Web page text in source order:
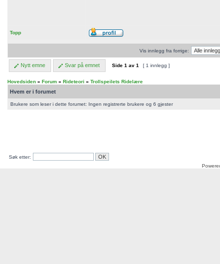
Topp
Vis innlegg fra forrige:
Nytt emne Svar på emnet Side 1 av 1 [ 1 innlegg ]
Hovedsiden » Forum » Rideteori » Trollspeilets Ridelære
Hvem er i forumet
Brukere som leser i dette forumet: Ingen registrerte brukere og 6 gjester
Søk etter: